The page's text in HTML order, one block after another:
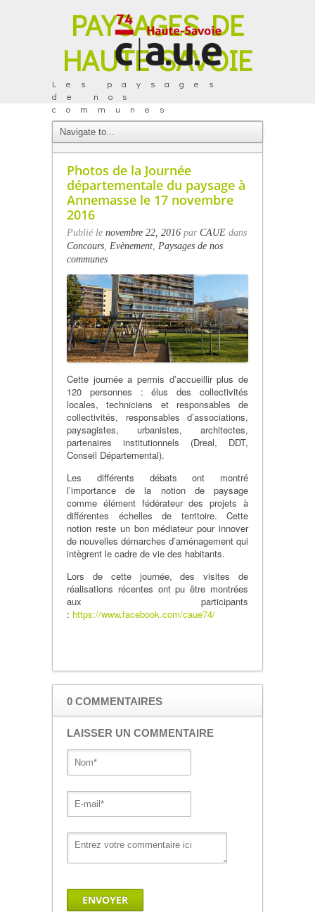
PAYSAGES DE
HAUTE-SAVOIE
Les paysages
de nos
communes
ACTUALITÉS
Photos de la Journée
départementale du paysage à
Annemasse le 17 novembre
2016
Publié le novembre 22, 2016 par CAUE dans
Concours, Evènement, Paysages de nos
communes
Cette journée a permis d’accueillir plus de
120 personnes : élus des collectivités
locales, techniciens et responsables de
collectivités, responsables d’associations,
paysagistes, urbanistes, architectes,
partenaires institutionnels (Dreal, DDT,
Conseil Départemental).
Les différents débats ont montré
l’importance de la notion de paysage
comme élément fédérateur des projets à
différentes échelles de territoire. Cette
notion reste un bon médiateur pour innover
de nouvelles démarches d’aménagement qui
intègrent le cadre de vie des habitants.
Lors de cette journée, des visites de
réalisations récentes ont pu être montrées
aux participants
: https://www.facebook.com/caue74/
0 COMMENTAIRES
LAISSER UN COMMENTAIRE